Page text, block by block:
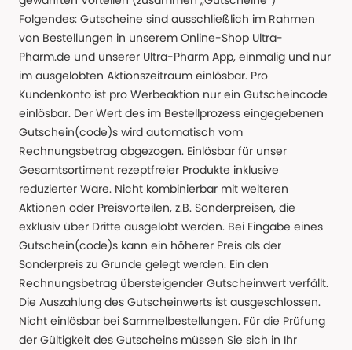
Folgendes: Gutscheine sind ausschließlich im Rahmen
von Bestellungen in unserem Online-Shop Ultra-
Pharm.de und unserer Ultra-Pharm App, einmalig und nur
im ausgelobten Aktionszeitraum einlösbar. Pro
Kundenkonto ist pro Werbeaktion nur ein Gutscheincode
einlösbar. Der Wert des im Bestellprozess eingegebenen
Gutschein(code)s wird automatisch vom
Rechnungsbetrag abgezogen. Einlösbar für unser
Gesamtsortiment rezeptfreier Produkte inklusive
reduzierter Ware. Nicht kombinierbar mit weiteren
Aktionen oder Preisvorteilen, z.B. Sonderpreisen, die
exklusiv über Dritte ausgelobt werden. Bei Eingabe eines
Gutschein(code)s kann ein höherer Preis als der
Sonderpreis zu Grunde gelegt werden. Ein den
Rechnungsbetrag übersteigender Gutscheinwert verfällt.
Die Auszahlung des Gutscheinwerts ist ausgeschlossen.
Nicht einlösbar bei Sammelbestellungen. Für die Prüfung
der Gültigkeit des Gutscheins müssen Sie sich in Ihr